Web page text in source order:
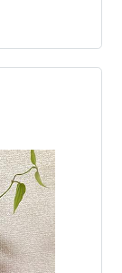
てる時間
る気がす
うとした
局いつも
で家でコン